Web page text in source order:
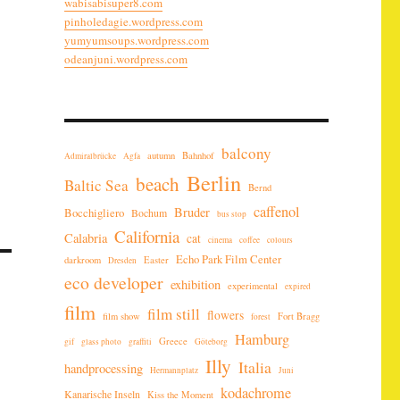
pinholedagie.wordpress.com
yumyumsoups.wordpress.com
odeanjuni.wordpress.com
Admiralbrücke Agfa autumn Bahnhof balcony
Baltic Sea beach Berlin Bernd
Bocchigliero Bochum Bruder bus stop caffenol
Calabria California cat cinema coffee colours
darkroom Dresden Easter Echo Park Film Center
eco developer exhibition experimental expired
film film show film still flowers forest Fort Bragg
gif glass photo graffiti Greece Göteborg Hamburg
handprocessing Hermannplatz Illy Italia Juni
Kanarische Inseln Kiss the Moment kodachrome